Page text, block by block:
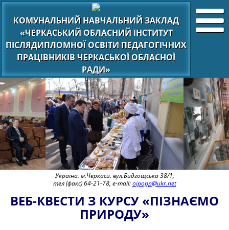
КОМУНАЛЬНИЙ НАВЧАЛЬНИЙ ЗАКЛАД
«ЧЕРКАСЬКИЙ ОБЛАСНИЙ ІНСТИТУТ
ПІСЛЯДИПЛОМНОЇ ОСВІТИ ПЕДАГОГІЧНИХ
ПРАЦІВНИКІВ ЧЕРКАСЬКОЇ ОБЛАСНОЇ
РАДИ»
Україна. м.Черкаси. вул.Бидгощська 38/1,
тел (факс) 64-21-78, e-mail:oipopp@ukr.net
ВЕБ-КВЕСТИ З КУРСУ «ПІЗНАЄМО
ПРИРОДУ»